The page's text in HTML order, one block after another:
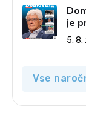
je
5.
Vse